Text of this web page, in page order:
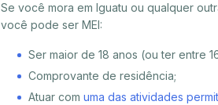
Se você mora em Iguatu ou qualquer
você pode ser MEI:
Ser maior de 18 anos (ou ter entre
Comprovante de residência;
Atuar com uma das atividades